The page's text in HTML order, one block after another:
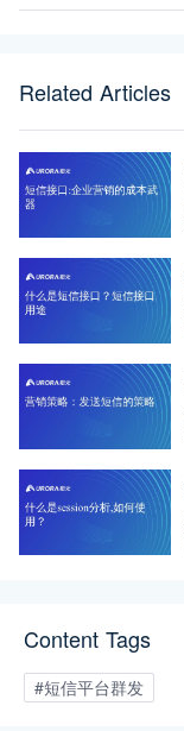
Related Articles
Content Tags
#短信平台群发